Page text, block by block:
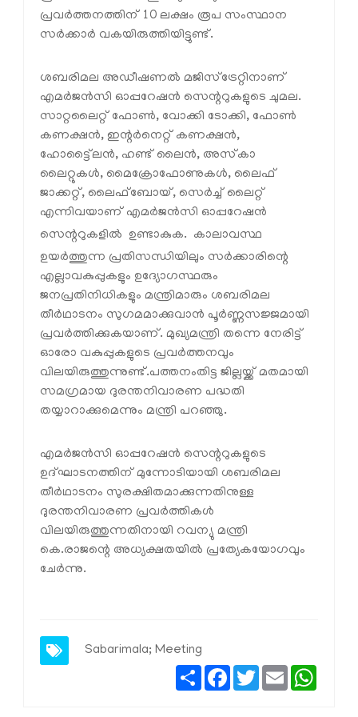
പ്രവര്‍ത്തനത്തിന് 10 ലക്ഷം രൂപ സംസ്ഥാന
സര്‍ക്കാര്‍ വകയിരുത്തിയിട്ടുണ്ട്.
ശബരിമല അഡീഷണല്‍ മജിസ്‌ട്രേറ്റിനാണ്
എമര്‍ജന്‍സി ഓപ്പറേഷന്‍ സെന്ററുകളുടെ ചുമല.
സാറ്റലൈറ്റ് ഫോണ്‍, വോക്കി ടോക്കി, ഫോണ്‍
കണക്ഷന്‍, ഇന്റര്‍നെറ്റ് കണക്ഷന്‍,
ഹോട്ട്ലൈന്‍, ഹണ്ട് ലൈന്‍, അസ്‌കാ
ലൈറ്റുകള്‍, മൈക്രോഫോണുകള്‍, ലൈഫ്
ജാക്കറ്റ്, ലൈഫ്ബോയ്, സെര്‍ച്ച് ലൈറ്റ്
എന്നിവയാണ് എമര്‍ജന്‍സി ഓപ്പറേഷന്‍
സെന്ററുകളില്‍ ഉണ്ടാകുക. കാലാവസ്ഥ
ഉയര്‍ത്തുന്ന പ്രതിസന്ധിയിലും സര്‍ക്കാരിന്റെ
എല്ലാവകുപ്പുകളും ഉദ്യോഗസ്ഥരും
ജനപ്രതിനിധികളും മന്ത്രിമാരും ശബരിമല
തീര്‍ഥാടനം സുഗമമാക്കുവാന്‍ പൂര്‍ണ്ണസജ്ജമായി
പ്രവര്‍ത്തിക്കുകയാണ്. മുഖ്യമന്ത്രി തന്നെ നേരിട്ട്
ഓരോ വകുപ്പുകളുടെ പ്രവര്‍ത്തനവും
വിലയിരുത്തുന്നുണ്ട്.പത്തനംതിട്ട ജില്ലയ്ക്ക് മതമായി
സമഗ്രമായ ദുരന്തനിവാരണ പദ്ധതി
തയ്യാറാക്കുമെന്നും മന്ത്രി പറഞ്ഞു.
എമര്‍ജന്‍സി ഓപ്പറേഷന്‍ സെന്ററുകളുടെ
ഉദ്ഘാടനത്തിന് മുന്നോടിയായി ശബരിമല
തീര്‍ഥാടനം സുരക്ഷിതമാക്കുന്നതിനുള്ള
ദുരന്തനിവാരണ പ്രവര്‍ത്തികള്‍
വിലയിരുത്തുന്നതിനായി റവന്യു മന്ത്രി
കെ.രാജന്റെ അധ്യക്ഷതയില്‍ പ്രത്യേകയോഗവും
ചേര്‍ന്നു.
Sabarimala; Meeting
ShareFacebook
TwitterEmail